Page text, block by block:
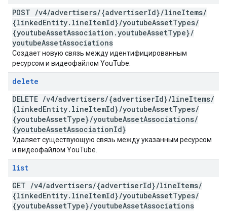
POST /v4/advertisers/{advertiserId}/lineItems/
{linkedEntity. lineItemId}/youtubeAssetTypes/
{youtubeAssetAssociation .youtubeAssetType}/
youtubeAssetAssociations
Создает новую связь между идентифицированным
ресурсом и видеофайлом YouTube.
delete
DELETE /v4/advertisers/{advertiserId}/lineItems/
{linkedEntity. lineItemId}/youtubeAssetTypes/
{youtubeAssetType}/youtubeAssetAssociations/
{youtubeAssetAssociationId}
Удаляет существующую связь между указанным ресурсом
и видеофайлом YouTube.
list
GET /v4/advertisers/{advertiserId}/lineItems/
{linkedEntity. lineItemId}/youtubeAssetTypes/
{youtubeAssetType}/youtubeAssetAssociations